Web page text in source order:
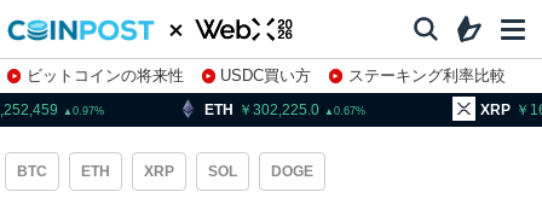
ビットコインの将来性 USDC買い方
ステーキング利率比較
株特集・関連銘柄
0.97 ETH 302,225.0 0.67 XRP 162.86
BTC ETH XRP SOL DOGE